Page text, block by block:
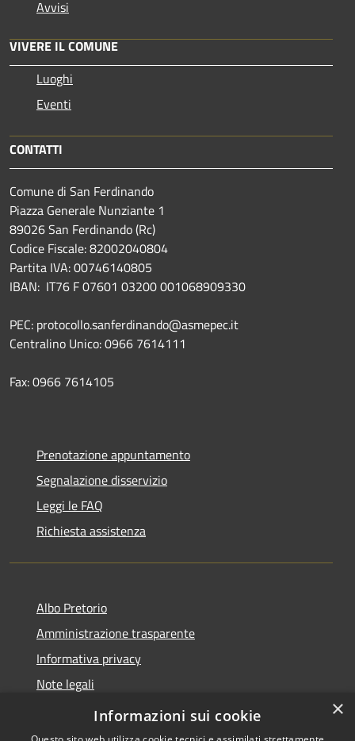
Avvisi
VIVERE IL COMUNE
Luoghi
Eventi
CONTATTI
Comune di San Ferdinando
Piazza Generale Nunziante 1
89026 San Ferdinando (Rc)
Codice Fiscale: 82002040804
Partita IVA: 00746140805
IBAN: IT76 F 07601 03200 001068909330
PEC: protocollo.sanferdinando@asmepec.it
Centralino Unico: 0966 7614111
Fax: 0966 7614105
Prenotazione appuntamento
Segnalazione disservizio
Leggi le FAQ
Richiesta assistenza
Albo Pretorio
Amministrazione trasparente
Informativa privacy
Note legali
Dichiarazione di accessibilità
×
Informazioni sui cookie